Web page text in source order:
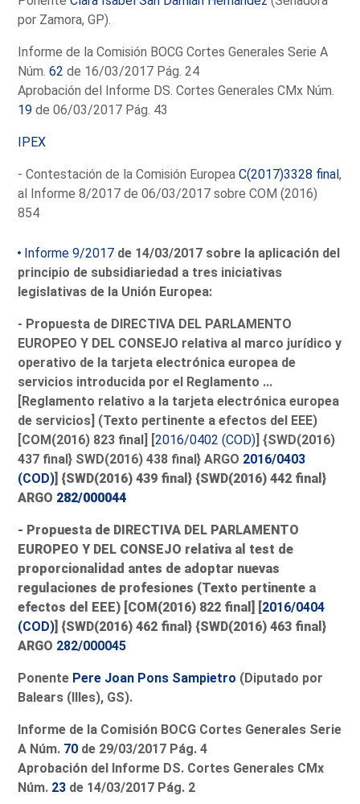
por Zamora, GP).
Informe de la Comisión BOCG Cortes Generales Serie A
Núm.62 de 16/03/2017 Pág. 24
Aprobación del Informe DS. Cortes Generales CMx Núm.
19 de 06/03/2017 Pág. 43
IPEX
- Contestación de la Comisión EuropeaC(2017)3328 final,
al Informe 8/2017 de 06/03/2017 sobre COM (2016)
854
Informe 9/2017 de 14/03/2017 sobre la aplicación del
principio de subsidiariedad a tres iniciativas
legislativas de la Unión Europea:
- Propuesta de DIRECTIVA DEL PARLAMENTO
EUROPEO Y DEL CONSEJO relativa al marco jurídico y
operativo de la tarjeta electrónica europea de
servicios introducida por el Reglamento ...
[Reglamento relativo a la tarjeta electrónica europea
de servicios] (Texto pertinente a efectos del EEE)
[COM(2016) 823 final] [2016/0402 (COD)] {SWD(2016)
437 final} SWD(2016) 438 final} ARGO 2016/0403
(COD)] {SWD(2016) 439 final} {SWD(2016) 442 final}
ARGO 282/000044
- Propuesta de DIRECTIVA DEL PARLAMENTO
EUROPEO Y DEL CONSEJO relativa al test de
proporcionalidad antes de adoptar nuevas
regulaciones de profesiones (Texto pertinente a
efectos del EEE) [COM(2016) 822 final] [2016/0404
(COD)] {SWD(2016) 462 final} {SWD(2016) 463 final}
ARGO 282/000045
Ponente Pere Joan Pons Sampietro (Diputado por
Balears (Illes), GS).
Informe de la Comisión BOCG Cortes Generales Serie
A Núm. 70 de 29/03/2017 Pág. 4
Aprobación del Informe DS. Cortes Generales CMx
Núm. 23 de 14/03/2017 Pág. 2